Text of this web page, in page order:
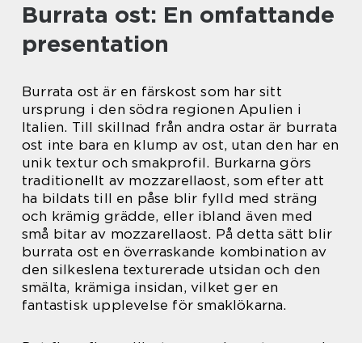
Burrata ost: En omfattande
presentation
Burrata ost är en färskost som har sitt
ursprung i den södra regionen Apulien i
Italien. Till skillnad från andra ostar är burrata
ost inte bara en klump av ost, utan den har en
unik textur och smakprofil. Burkarna görs
traditionellt av mozzarellaost, som efter att
ha bildats till en påse blir fylld med sträng
och krämig grädde, eller ibland även med
små bitar av mozzarellaost. På detta sätt blir
burrata ost en överraskande kombination av
den silkeslena texturerade utsidan och den
smälta, krämiga insidan, vilket ger en
fantastisk upplevelse för smaklökarna.